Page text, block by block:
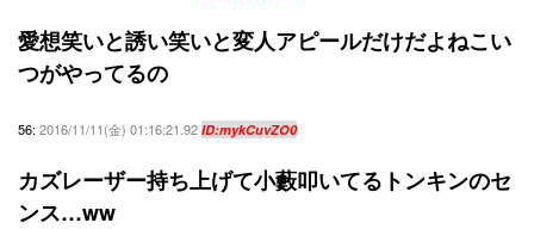
愛想笑いと誘い笑いと変人アピールだけだよねこい
つがやってるの
56: 2016/11/11(金) 01:16:21.92 ID:mykCuvZO0
カズレーザー持ち上げて小藪叩いてるトンキンのセ
ンス…ww